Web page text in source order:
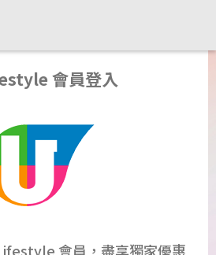
會員登入
會員，盡享獨家優惠